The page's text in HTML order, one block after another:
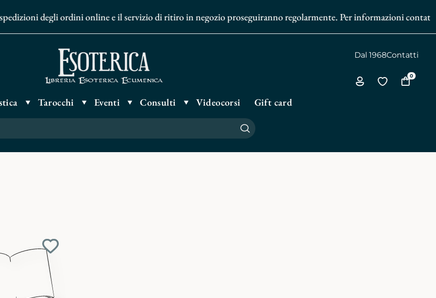
degli ordini online e il servizio di ritiro in negozio proseguiranno regolarmente. Per informazioni
Dal 1968Contatti
Via
Vai
Vai
0
Tarocchi Eventi Consulti Videocorsi Gift card
Cerca
Aggiungi
preferiti